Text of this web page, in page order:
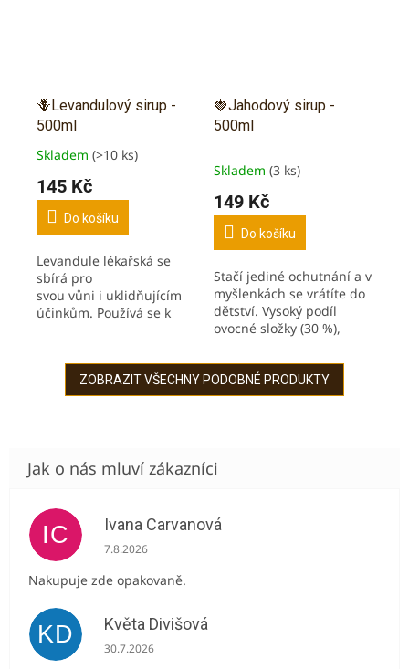
🪻Levandulový sirup -
500ml
Průměrné
produktu
5,0
5
hvězdiček.
Skladem (>10 ks)
145 Kč
Do košíku
Levandule lékařská se
sbírá pro
svou vůni i uklidňujícím
účinkům. Používá se k
barviv, zahušťovadel,
aromat a...
🍓Jahodový sirup -
500ml
Skladem (3 ks)
149 Kč
Do košíku
Stačí jediné ochutnání a v
myšlenkách se vrátíte do
dětství. Vysoký podíl
ovocné složky (30 %),
obchodech! Jahody jsou
bohaté na vitamíny A, B,
C...
ZOBRAZIT VŠECHNY PODOBNÉ PRODUKTY
IC Ivana Carvanová
Hodnocení obchodu je 5 z 5 hvězdiček.
7.8.2026
Nakupuje zde opakovaně.
KD Květa Divišová
Hodnocení obchodu je 5 z 5 hvězdiček.
30.7.2026